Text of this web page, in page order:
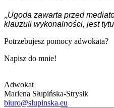
„Ugoda zawarta przed
klauzuli wykonalności, jest
Potrzebujesz pomocy adwokata?
Napisz do mnie!
Adwokat
Marlena Słupińska-Strysik
biuro@slupinska.eu